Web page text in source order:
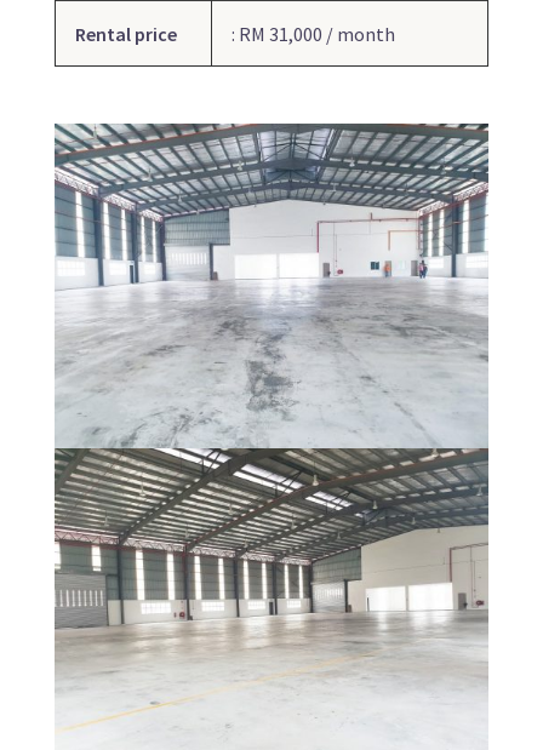
Rental price : RM 31,000 / month